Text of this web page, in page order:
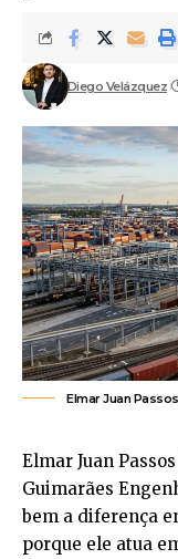
Diego Velázquez
Elmar Juan
Elmar Juan
Guimarães
bem a diferença
porque ele atua